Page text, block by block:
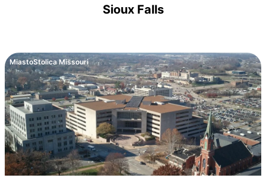
Sioux Falls
MiastoStolica Missouri